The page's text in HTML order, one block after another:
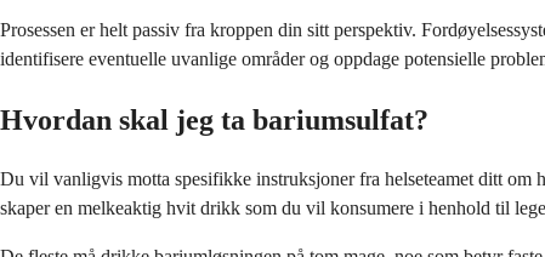
Prosessen er helt passiv fra kroppen din sitt perspektiv.
identifisere eventuelle uvanlige områder og oppdage potensielle
Hvordan skal jeg ta bariumsulfat?
Du vil vanligvis motta spesifikke instruksjoner fra helseteamet ditt om
skaper en melkeaktig hvit drikk som du vil konsumere i henhold til